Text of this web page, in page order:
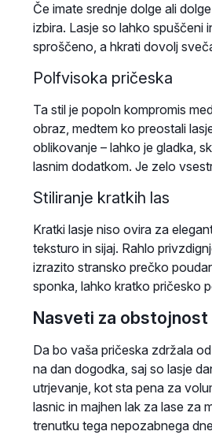
Če imate srednje dolge ali
izbira. Lasje so lahko spuščeni
sproščeno, a hkrati dovolj
Polfvisoka pričeska
Ta stil je popoln kompromis
obraz, medtem ko preostali
oblikovanje – lahko je gladka,
lasnim dodatkom. Je zelo
Stiliranje kratkih las
Kratki lasje niso ovira za
teksturo in sijaj. Rahlo
izrazito stransko prečko
sponka, lahko kratko pričesko
Nasveti za
Da bo vaša pričeska zdržala
na dan dogodka, saj so lasje
utrjevanje, kot sta pena za
lasnic in majhen lak za lase za
trenutku tega nepozabnega